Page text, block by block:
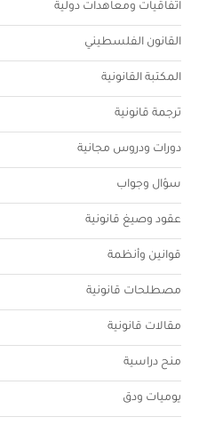
اتفاقيات ومعاهدات دولية
القانون الفلسطيني
المكتبة القانونية
ترجمة قانونية
دورات ودروس مجانية
سؤال وجواب
عقود وصيغ قانونية
قوانين وأنظمة
مصطلحات قانونية
مقالات قانونية
منح دراسية
يوميات ودق